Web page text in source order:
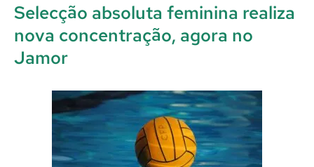
Selecção absoluta feminina realiza
nova concentração, agora no
Jamor